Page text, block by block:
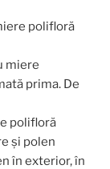
polifloră
miere
prima. De
polifloră
și polen
în exterior, în